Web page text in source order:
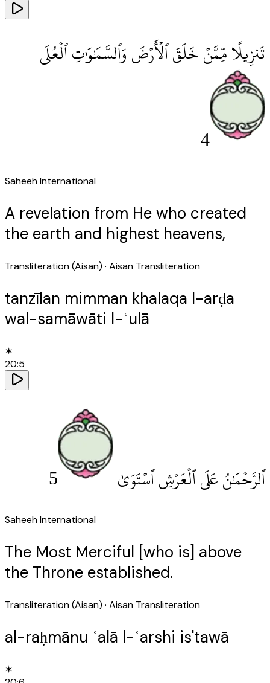
تَنزِيلًا مِّمَّنْ خَلَقَ ٱلْأَرْضَ وَٱلسَّمَٰوَٰتِ ٱلْعُلَى
4
Saheeh International
A revelation from He who created
the earth and highest heavens,
Transliteration (Aisan) · Aisan Transliteration
tanzīlan mimman khalaqa l-arḍa
wal-samāwāti l-ʿulā
✶
20:5
ٱلرَّحْمَٰنُ عَلَى ٱلْعَرْشِ ٱسْتَوَىٰ 5
Saheeh International
The Most Merciful [who is] above
the Throne established.
Transliteration (Aisan) · Aisan Transliteration
al-raḥmānu ʿalā l-ʿarshi is'tawā
✶